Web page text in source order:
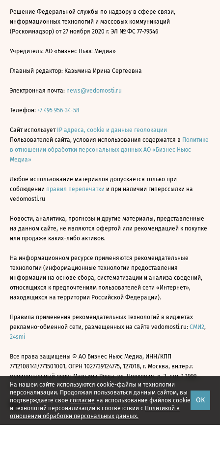
На нашем сайте используются cookie-файлы и технологии
персонализации. Продолжая пользоваться данным сайтом, вы
подтверждаете свое согласие на использование файлов cookie
и технологий персонализации в соответствии с Политикой в
отношении обработки персональных данных.
ОК
Решение Федеральной службы по надзору в сфере связи,
информационных технологий и массовых коммуникаций
(Роскомнадзор) от 27 ноября 2020 г. ЭЛ № ФС 77-79546
Учредитель: АО «Бизнес Ньюс Медиа»
Главный редактор: Казьмина Ирина Сергеевна
Электронная почта: news@vedomosti.ru
Телефон: +7 495 956-34-58
Сайт использует IP адреса, cookie и данные геолокации
Пользователей сайта, условия использования содержатся в Политике
в отношении обработки персональных данных АО «Бизнес Ньюс
Медиа»
Любое использование материалов допускается только при
соблюдении правил перепечатки и при наличии гиперссылки на
vedomosti.ru
Новости, аналитика, прогнозы и другие материалы, представленные
на данном сайте, не являются офертой или рекомендацией к покупке
или продаже каких-либо активов.
На информационном ресурсе применяются рекомендательные
технологии (информационные технологии предоставления
информации на основе сбора, систематизации и анализа сведений,
относящихся к предпочтениям пользователей сети «Интернет»,
находящихся на территории Российской Федерации).
Правила применения рекомендательных технологий в виджетах
рекламно-обменной сети, размещенных на сайте vedomosti.ru: СМИ2,
24smi
Все права защищены © АО Бизнес Ньюс Медиа, ИНН/КПП
7712108141/771501001, ОГРН 1027739124775, 127018, г. Москва, вн.тер.г.
муниципальный округ Марьина Роща, ул. Полковая, д. 3, стр. 1 1999—
2026